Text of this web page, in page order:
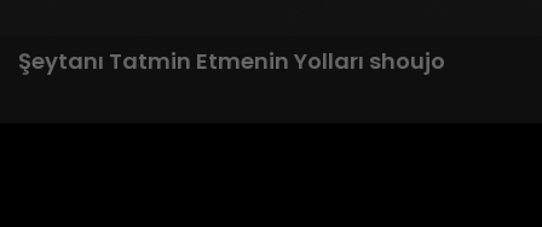
Şeytanı Tatmin Etmenin Yolları shoujo